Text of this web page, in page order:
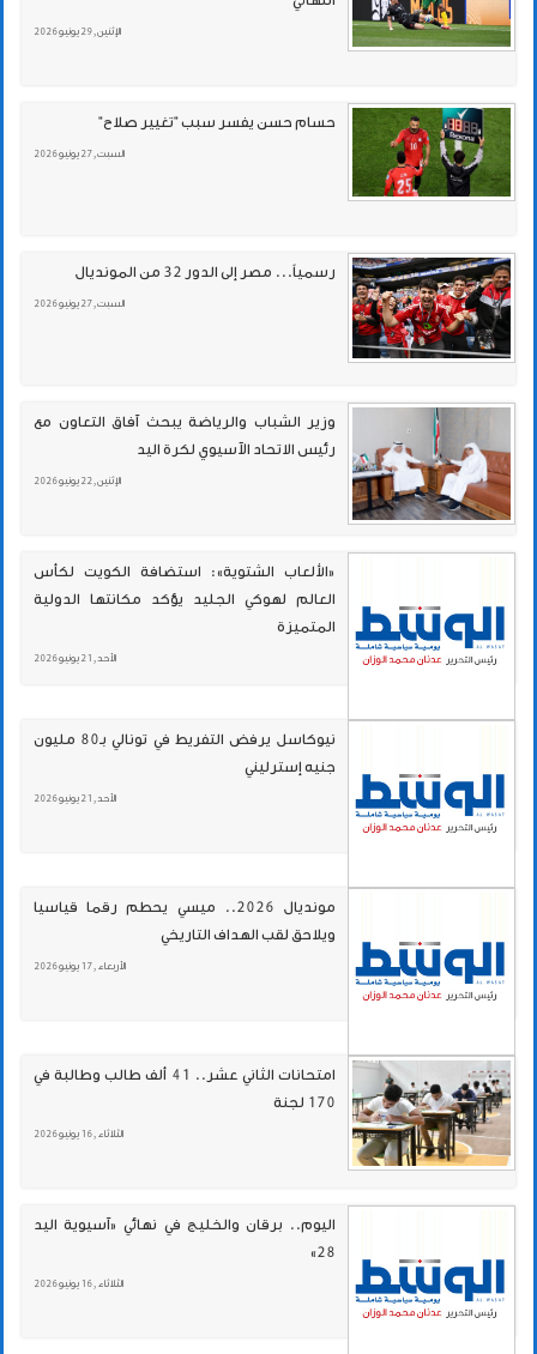
الإثنين , 29 يونيو 2026
حسام حسن يفسر سبب "تغيير صلاح"
السبت , 27 يونيو 2026
رسمياً... مصر إلى الدور 32 من المونديال
السبت , 27 يونيو 2026
وزير الشباب والرياضة يبحث آفاق التعاون مع
رئيس الاتحاد الآسيوي لكرة اليد
الإثنين , 22 يونيو 2026
«الألعاب الشتوية»: استضافة الكويت لكأس
العالم لهوكي الجليد يؤكد مكانتها الدولية
المتميزة
الأحد , 21 يونيو 2026
نيوكاسل يرفض التفريط في تونالي بـ80 مليون
جنيه إسترليني
الأحد , 21 يونيو 2026
مونديال 2026.. ميسي يحطم رقما قياسيا
ويلاحق لقب الهداف التاريخي
الأربعاء , 17 يونيو 2026
امتحانات الثاني عشر.. 41 ألف طالب وطالبة في
170 لجنة
الثلاثاء , 16 يونيو 2026
اليوم.. برقان والخليج في نهائي «آسيوية اليد
28»
الثلاثاء , 16 يونيو 2026